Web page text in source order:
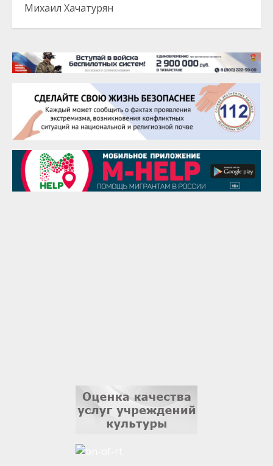
Михаил Хачатурян
20 августа
22 августа
Евгений Ефимов
25 августа
Сэсэгма Бубеева
28 августа
Чингиз Мустафаев
29 августа
Надежда Рослова